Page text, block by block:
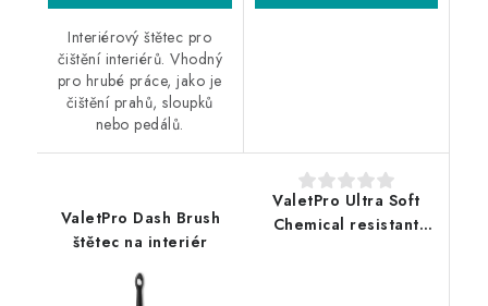
Interiérový štětec pro
čištění interiérů. Vhodný
pro hrubé práce, jako je
čištění prahů, sloupků
nebo pedálů.
ValetPro Dash Brush
štětec na interiér
ValetPro Ultra Soft
Chemical resistant